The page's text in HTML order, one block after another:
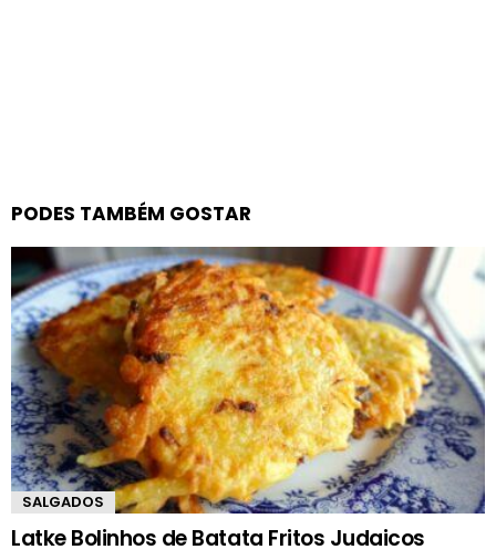
PODES TAMBÉM GOSTAR
SALGADOS
Latke Bolinhos de Batata Fritos Judaicos